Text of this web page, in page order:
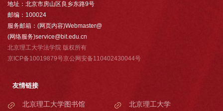
地址：北京市房山区良乡东路9号
邮编：100024
服务邮箱：(网页内容)Webmaster@
(网络服务)service@bit.edu.cn
北京理工大学法学院 版权所有
京ICP备10019879号京公网安备110402430044号
友情链接
北京理工大学图书馆 北京理工大学